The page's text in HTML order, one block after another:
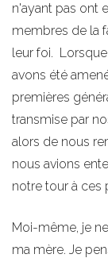
n'ayant pas ont
membres de la
leur foi.
avons été
premières
transmise par
alors de nous
nous avions
notre tour à ces
Moi-même, je
ma mère. Je